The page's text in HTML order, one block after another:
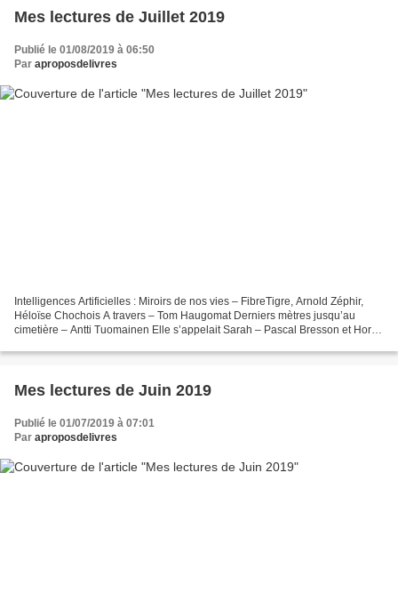
Mes lectures de Juillet 2019
Publié le 01/08/2019 à 06:50
Par aproposdelivres
Intelligences Artificielles : Miroirs de nos vies – FibreTigre, Arnold Zéphir,
Héloïse Chochois A travers – Tom Haugomat Derniers mètres jusqu’au
cimetière – Antti Tuomainen Elle s’appelait Sarah – Pascal Bresson et Horne
Mes lectures de Juin 2019
Publié le 01/07/2019 à 07:01
Par aproposdelivres